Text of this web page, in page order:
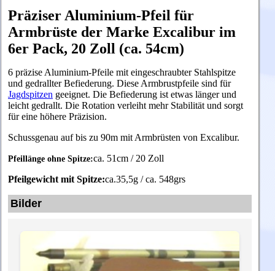
Präziser Aluminium-Pfeil für
Armbrüste der Marke Excalibur im
6er Pack, 20 Zoll (ca. 54cm)
6 präzise Aluminium-Pfeile mit eingeschraubter Stahlspitze
und gedrallter Befiederung. Diese Armbrustpfeile sind für
Jagdspitzen geeignet. Die Befiederung ist etwas länger und
leicht gedrallt. Die Rotation verleiht mehr Stabilität und sorgt
für eine höhere Präzision.
Schussgenau auf bis zu 90m mit Armbrüsten von Excalibur.
Pfeillänge ohne Spitze:ca. 51cm / 20 Zoll
Pfeilgewicht mit Spitze:ca.35,5g / ca. 548grs
Bilder